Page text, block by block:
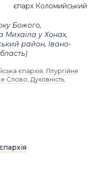
єпарх Коломийський
Божого,
Михаїла у Хонах,
район, Івано-
єпархія Літургійне
Слово Духовність